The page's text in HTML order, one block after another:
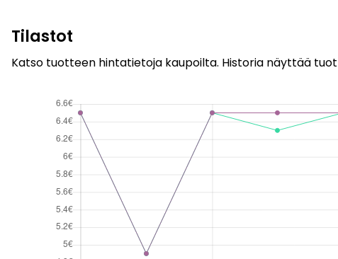
Tilastot
Katso tuotteen hintatietoja kaupoilta. Historia näyttää